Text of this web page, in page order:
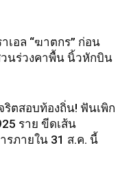
เอล “ฆาตกร” ก่อน
นร่วงคาพื้น นิ้วหักบิน
ริตสอบท้องถิ่น! ฟันเพิก
ราย ขีดเส้น
ภายใน 31 ส.ค. นี้